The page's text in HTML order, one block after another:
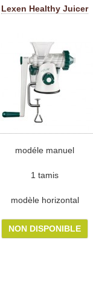
Lexen Healthy Juicer
modéle manuel
1 tamis
modèle horizontal
NON DISPONIBLE